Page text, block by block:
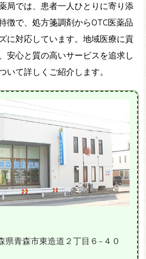
局では、患者一人ひとりに寄り添
徴で、処方箋調剤からOTC医薬品
に対応しています。地域医療に貢
安心と質の高いサービスを追求し
いて詳しくご紹介します。
県青森市東造道２丁目６−４０